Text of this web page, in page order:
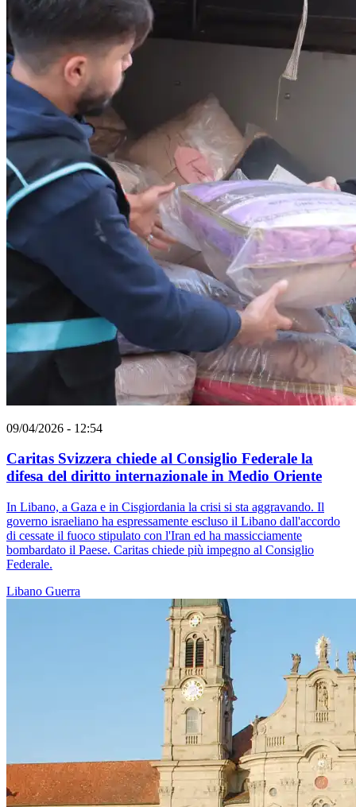
09/04/2026 - 12:54
Caritas Svizzera chiede al Consiglio Federale la
difesa del diritto internazionale in Medio Oriente
In Libano, a Gaza e in Cisgiordania la crisi si sta aggravando. Il
governo israeliano ha espressamente escluso il Libano dall'accordo
di cessate il fuoco stipulato con l'Iran ed ha massicciamente
bombardato il Paese. Caritas chiede più impegno al Consiglio
Federale.
Libano Guerra